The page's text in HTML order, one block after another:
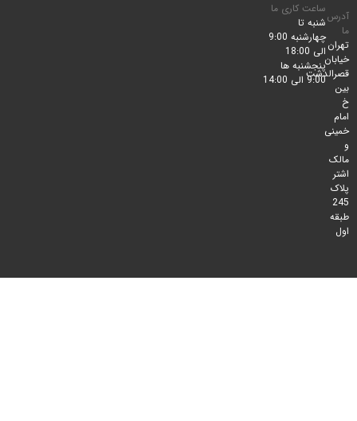
ساعت کاری ما
شنبه تا
چهارشنبه 9:00
الی 18:00
پنجشنبه ها
9:00 الی 14:00